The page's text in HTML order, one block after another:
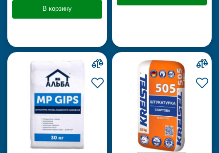
В корзину